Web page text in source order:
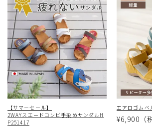
【サマーセール】
2WAYスエードコンビ手染めサンダルH
P251417
エアロゴムベ
¥6,900 （